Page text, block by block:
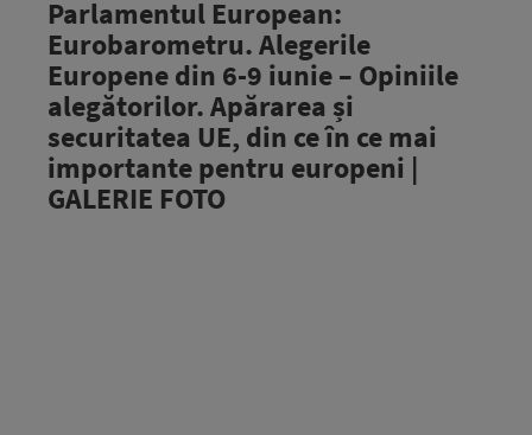
Parlamentul European:
Eurobarometru. Alegerile
Europene din 6-9 iunie – Opiniile
alegătorilor. Apărarea și
securitatea UE, din ce în ce mai
importante pentru europeni |
GALERIE FOTO